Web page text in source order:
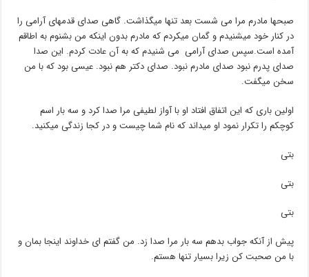
صبحها مادرم مرا می شست بعد تنها میگذاشت. گاهی صدای قدمهای آرامی را
در کنار خود میشنیدم و گمان میکردم که مادرم بدون اینکه من بشنوم به اطاقم
آمده است.سپس صدای آرامی می شنیدم که به آن عادت کردم. این صدا
صدای پدرم نبود صدای مادرم نبود. صدای دکتر هم نبود. عیسی بود که با من
سخن میگفت.
اولین باری که این اتفاق افتاد او با آواز لطیفی مرا صدا کرد و سه بار اسم
کوچکم را تکرار نمود او میداند که نام شما چیست و در کجا زندگی میکنید.
بتی
بتی
بتی
پیش از آنکه جواب بدهم سه بار مرا صدا زد. من گفتم ای خداوند اینجا بمان و
با من صحبت کن زیرا بسیار تنها هستم.